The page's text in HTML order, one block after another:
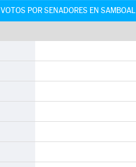
VOTOS POR SENADORES EN SAMBOAL